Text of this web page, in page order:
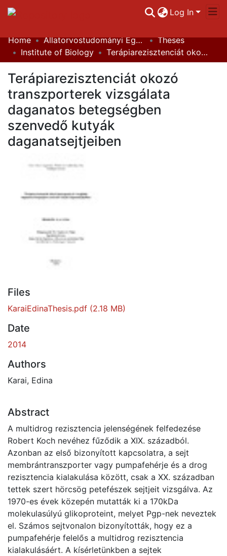
Log In
Communities & Collections
Statistics
Home Állatorvostudományi Egyetem / University of Veterinary Medicine Budapest
Theses
Institute of Biology
Terápiarezisztenciát okozó transzporterek vizsgálata daganatos betegségben szenvedő kutyák daganatsejtjeiben
Terápiarezisztenciát okozó
transzporterek vizsgálata
daganatos betegségben
szenvedő kutyák
daganatsejtjeiben
Files
KaraiEdinaThesis.pdf (2.18 MB)
Date
2014
Authors
Karai, Edina
Abstract
A multidrog rezisztencia jelenségének felfedezése
Robert Koch nevéhez fűződik a XIX. századból.
Azonban az első bizonyított kapcsolatra, a sejt
membrántranszporter vagy pumpafehérje és a drog
rezisztencia kialakulása között, csak a XX. században
tettek szert hörcsög petefészek sejtjeit vizsgálva. Az
1970-es évek közepén mutatták ki a 170kDa
molekulasúlyú glikoproteint, melyet Pgp-nek neveztek
el. Számos sejtvonalon bizonyították, hogy ez a
pumpafehérje felelős a multidrog rezisztencia
kialakulásáért. A kísérletünkben a sejtek